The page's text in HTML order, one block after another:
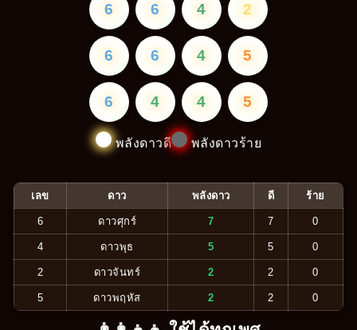
6 6 4 2
6 6 4 5
6 4 4 5
พลังดาวดี พลังดาวร้าย
เลข ดาว พลังดาว ดี ร้าย
6 ดาวศุกร์ 7 7 0
4 ดาวพุธ 5 5 0
2 ดาวจันทร์ 2 2 0
5 ดาวพฤหัส 2 2 0